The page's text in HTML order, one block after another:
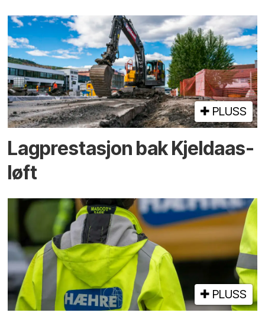
PLUSS
Lagprestasjon bak Kjeldaas-
løft
PLUSS